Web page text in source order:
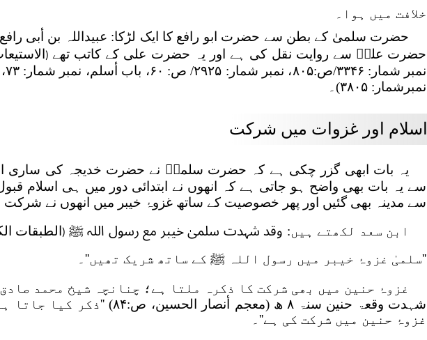
خلافت میں ہوا۔
حضرت سلمیٰ کے بطن سے حضرت ابو رافع کا ایک لڑکا: عبیداللہ بن أبی رافع
حضرت علیؓ سے روایت نقل کی ہے اور یہ حضرت علی کے کاتب تھے (
نمبرشمار: ۳۸۰۵)۔
اسلام اور غزوات میں شرکت
یہ بات ابھی گزر چکی ہے کہ حضرت سلمیؓ نے حضرت خدیجہ کی ساری
سے یہ بات بھی واضح ہو جاتی ہے کہ انھوں نے ابتدائی دور میں ہی اسلام
سے مدینہ بھی گئیں اور پھر خصوصیت کے ساتھ غزوۂ خیبر میں انھوں نے شرکت
ابن سعد لکھتے ہیں: وقد شہدت سلمیٰ خیبر مع رسول اللہ ﷺ (
''سلمیٰ غزوۂ خیبر میں رسول اللہ ﷺ کے ساتھ شریک تھیں''۔
غزوۂ حنین میں بھی شرکت کا ذکرہ ملتا ہے؛ چنانچہ شیخ محمد
شہدت وقعۃ حنین سنۃ ۸ ھ
(معجم أنصار الحسین،
غزوۂ حنین میں شرکت کی ہے''۔